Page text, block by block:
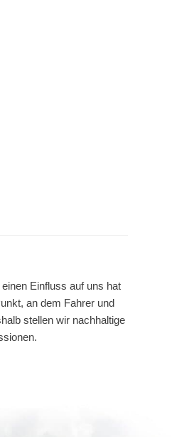
Einfluss auf uns hat
an dem Fahrer und
stellen wir nachhaltige